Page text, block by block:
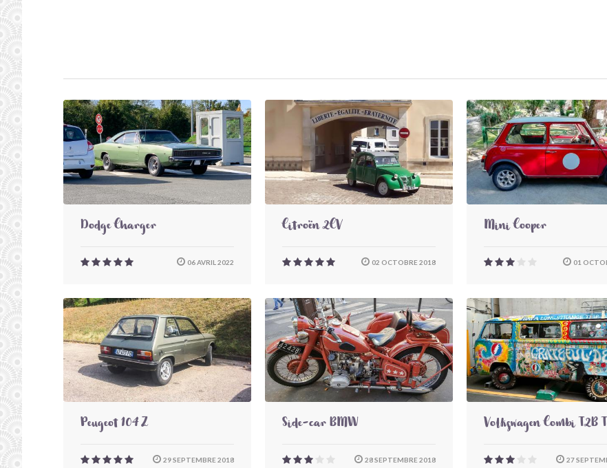
Dodge Charger
06 AVRIL 2022
Citroën 2CV
02 OCTOBRE 2018
Mini Cooper
01
Peugeot 104 Z
29 SEPTEMBRE 2018
Side-car BMW
28 SEPTEMBRE 2018
Volkswagen Combi T2B
27